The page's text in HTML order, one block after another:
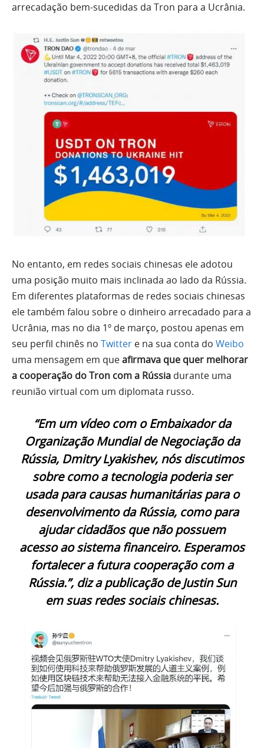
arrecadação bem-sucedidas da Tron para a Ucrânia.
No entanto, em redes sociais chinesas ele adotou
uma posição muito mais inclinada ao lado da Rússia.
Em diferentes plataformas de redes sociais chinesas
ele também falou sobre o dinheiro arrecadado para a
Ucrânia, mas no dia 1º de março, postou apenas em
seu perfil chinês no Twitter e na sua conta do Weibo
uma mensagem em queafirmava que quer melhorar
a cooperação do Tron com a Rússia durante uma
reunião virtual com um diplomata russo.
“Em um vídeo com o Embaixador da
Organização Mundial de Negociação da
Rússia, Dmitry Lyakishev, nós discutimos
sobre como a tecnologia poderia ser
usada para causas humanitárias para o
desenvolvimento da Rússia, como para
ajudar cidadãos que não possuem
acesso ao sistema financeiro. Esperamos
fortalecer a futura cooperação com a
Rússia.”, diz a publicação de Justin Sun
em suas redes sociais chinesas.